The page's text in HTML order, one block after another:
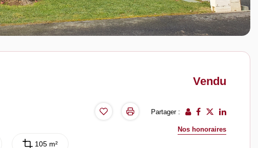
105 m²
Vendu
Partager :
Nos honoraires